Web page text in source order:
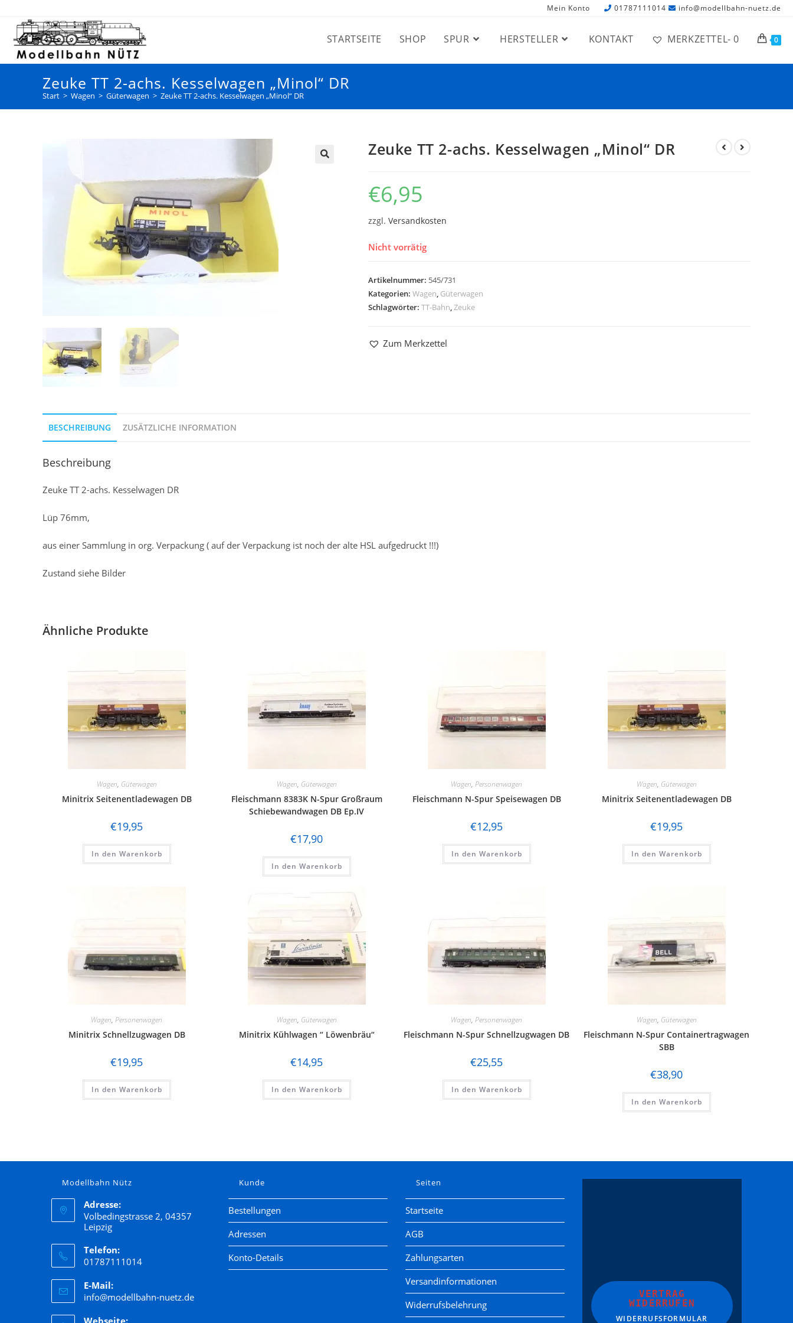
Mein Konto 01787111014 info@modellbahn-nuetz.de
STARTSEITE SHOP SPUR HERSTELLER KONTAKT MERKZETTEL- 0 0
Zeuke TT 2-achs. Kesselwagen „Minol“ DR
Start > Wagen > Güterwagen > Zeuke TT 2-achs. Kesselwagen „Minol“ DR
Zeuke TT 2-achs. Kesselwagen „Minol“ DR
€6,95
zzgl. Versandkosten
Nicht vorrätig
Artikelnummer: 545/731
Kategorien: Wagen, Güterwagen
Schlagwörter: TT-Bahn,Zeuke
Zum Merkzettel
BESCHREIBUNG ZUSÄTZLICHE INFORMATION
Beschreibung
Zeuke TT 2-achs. Kesselwagen DR
Lüp 76mm,
aus einer Sammlung in org. Verpackung ( auf der Verpackung ist noch der alte HSL aufgedruckt !!!)
Zustand siehe Bilder
Ähnliche Produkte
Wagen, Güterwagen
Minitrix Seitenentladewagen DB
€19,95
In den Warenkorb
Wagen, Güterwagen
Fleischmann 8383K N-Spur Großraum
Schiebewandwagen DB Ep.IV
€17,90
In den Warenkorb
Wagen, Personenwagen
Fleischmann N-Spur Speisewagen DB
€12,95
In den Warenkorb
Wagen, Güterwagen
Minitrix Seitenentladewagen DB
€19,95
In den Warenkorb
Wagen, Personenwagen
Minitrix Schnellzugwagen DB
€19,95
In den Warenkorb
Wagen, Güterwagen
Minitrix Kühlwagen “ Löwenbräu“
€14,95
In den Warenkorb
Wagen, Personenwagen
Fleischmann N-Spur Schnellzugwagen DB
€25,55
In den Warenkorb
Wagen, Güterwagen
Fleischmann N-Spur Containertragwagen
SBB
€38,90
In den Warenkorb
Modellbahn Nütz
Adresse:
Volbedingstrasse 2, 04357
Leipzig
Telefon:
01787111014
E-Mail:
info@modellbahn-nuetz.de
Webseite:
Kunde
Bestellungen
Adressen
Konto-Details
Seiten
Startseite
AGB
Zahlungsarten
Versandinformationen
Widerrufsbelehrung
VERTRAG
WIDERRUFEN
WIDERRUFSFORMULAR